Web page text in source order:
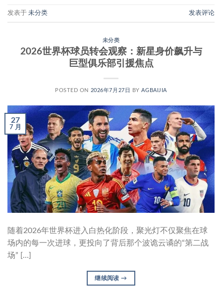
发表于 未分类 发表评论
未分类
2026世界杯球员转会观察：新星身价飙升与
巨型俱乐部引援焦点
POSTED ON 2026年7月27日 BYAGBAIJIA
27
7 月
随着2026年世界杯进入白热化阶段，聚光灯不仅聚焦在球
场内的每一次进球，更投向了背后那个波诡云谲的“第二战
场” […]
继续阅读→